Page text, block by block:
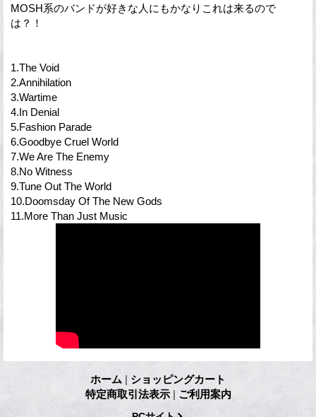
MOSH系のバンドが好きな人にもかなりこれは来るので
は？！
1.The Void
2.Annihilation
3.Wartime
4.In Denial
5.Fashion Parade
6.Goodbye Cruel World
7.We Are The Enemy
8.No Witness
9.Tune Out The World
10.Doomsday Of The New Gods
11.More Than Just Music
ホーム | ショッピングカート
特定商取引法表示 | ご利用案内